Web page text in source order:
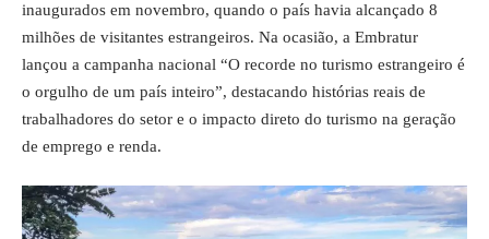
inaugurados em novembro, quando o país havia alcançado 8
milhões de visitantes estrangeiros. Na ocasião, a Embratur
lançou a campanha nacional “O recorde no turismo estrangeiro é
o orgulho de um país inteiro”, destacando histórias reais de
trabalhadores do setor e o impacto direto do turismo na geração
de emprego e renda.